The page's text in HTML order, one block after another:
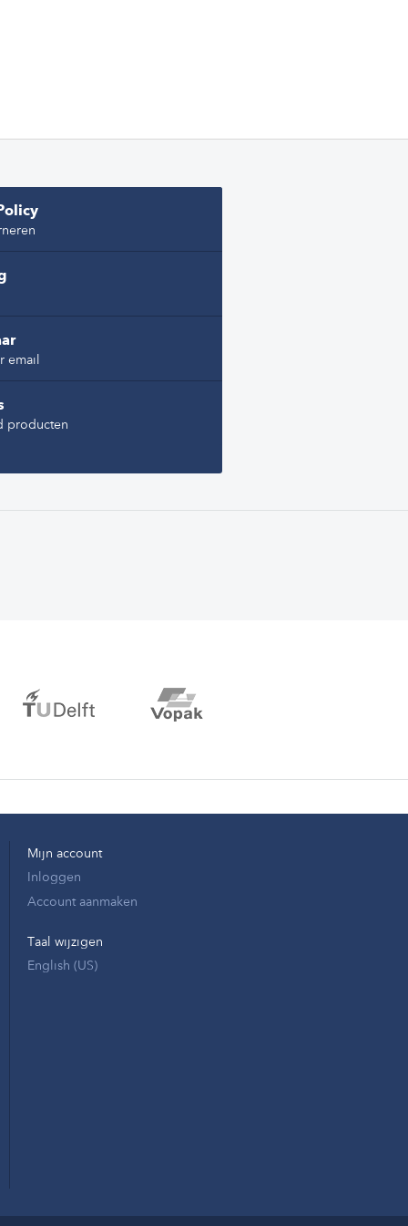
email
producten
Mijn account
Inloggen
Account aanmaken
Taal wijzigen
English (US)